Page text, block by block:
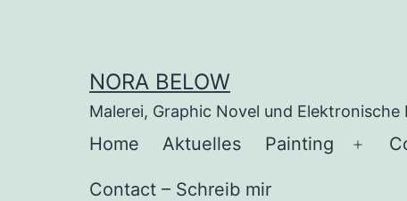
NORA BELOW
Malerei, Graphic Novel und Elektronische
Home Aktuelles Painting
Menü
Contact – Schreib mir